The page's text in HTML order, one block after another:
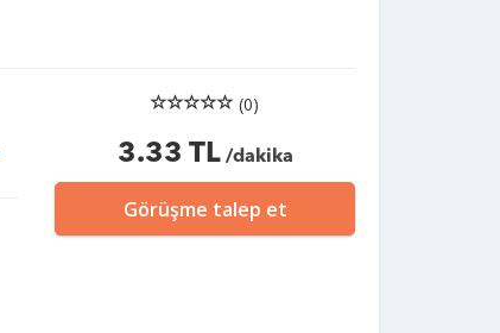
(0)
3.33 TL/dakika
Görüşme talep et